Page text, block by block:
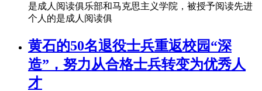
是成人阅读俱乐部和马克思主义学院，被授予阅读先进
个人的是成人阅读俱
黄石的50名退役士兵重返校园“深
造”，努力从合格士兵转变为优秀人
才